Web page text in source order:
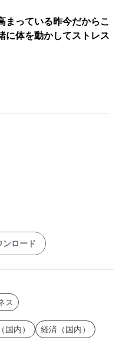
まっている昨今だからこ
に体を動かしてストレス
ンロード
ス
国内） 経済（国内）